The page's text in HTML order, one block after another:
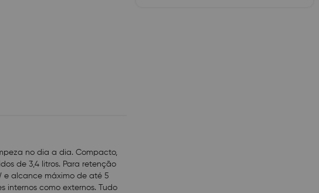
Para aspirar água é
padrão de qualidade
no dia a dia. Compacto,
de 3,4 litros. Para retenção
e alcance máximo de até 5
internos como externos. Tudo